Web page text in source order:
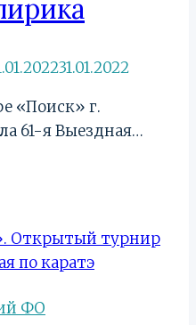
31.01.2022
«Поиск» г.
61-я Выездная…
ФО